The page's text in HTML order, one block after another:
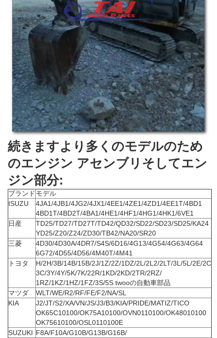
続きますより多くのモデルのため
のエンジン アセンブリそしてエン
ジン部分:
ブランド モデル
ISUZU
4JA1/4JB1/4JG2/4JX1/4EE1/4ZE1/4ZD1/4EE1T/4BD1
4BD1T/4BD2T/4BA1/4HE1/4HF1/4HG1/4HK1/6VE1
日産
TD25/TD27/TD27T/TD42/QD32/SD22/SD23/SD25/KA24
YD25/Z20/Z24/ZD30/TB42/NA20/SR20
三菱
4D30/4D30A/4DR7/S4S/6D16/4G13/4G54/4G63/4G64
6G72/4D55/4D56/4M40T/4M41
トヨタ
H/2H/3B/14B/15B/2J/1Z/2Z/1DZ/2L/2L2/2LT/3L/5L/2E/2C
3C/3Y/4Y/5K/7K/22R/1KD/2KD/2TR/2RZ/
1RZ/1KZ/1HZ/1FZ/3S/5S twooの自動車部品
マツダ
WLT/WE/R2/RF/FE/F2/NA/SL
KIA
J2/JT/S2/XA/VN/JS/J3/B3/KIA/PRIDE/MATIZ/TICO
OK65C10100/OK75A10100/OVN0110100/OK48010100
OK75610100/OSL0110100E
SUZUKI F8A/F10A/G10B/G13B/G16B/